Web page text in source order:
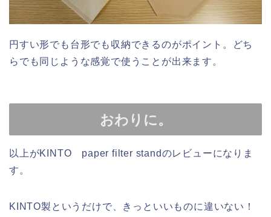
円すい形でも台形でも収納できるのがポイント。どち
らでも同じような感覚で使うことが出来ます。
おわりに。
以上がKINTO paper filter standのレビューになりま
す。
KINTO製というだけで、きっといいものに違いない！